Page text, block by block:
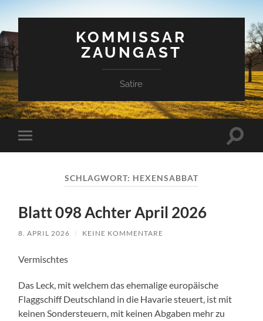
KOMMISSAR
ZAUNGAST
Satire
Mobile-
Menü
SCHLAGWORT: HEXENSABBAT
Blatt 098 Achter April 2026
8. APRIL 2026 / KEINE KOMMENTARE
Vermischtes
Das Leck, mit welchem das ehemalige europäische
Flaggschiff Deutschland in die Havarie steuert, ist mit
keinen Sondersteuern, mit keinen Abgaben mehr zu